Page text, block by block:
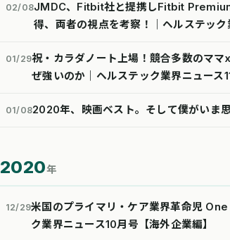
02/08JMDC、Fitbit社と提携しFitbit
得、両者の視点を考察！｜ヘルステッ
01/29祝・カラダノート上場！競合多数のマ
ぜ強いのか｜ヘルステック業界ニュース
01/082020年、映画ベスト。そして僕がいま思
2020年
12/29米国のプライマリ・ケア業界革命児
ク業界ニュース10月号【海外企業編】